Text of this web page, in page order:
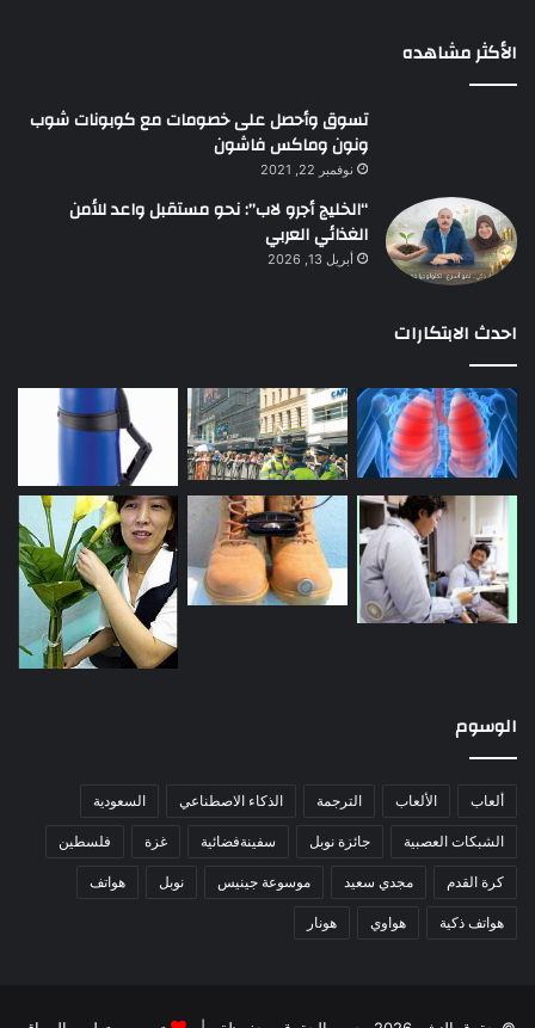
الأكثر مشاهده
تسوق وأحصل على خصومات مع كوبونات شوب
ونون وماكس فاشون
نوفمبر 22, 2021
“الخليج أجرو لاب”: نحو مستقبل واعد للأمن
الغذائي العربي
أبريل 13, 2026
احدث الابتكارات
الوسوم
ألعاب الألعاب الترجمة الذكاء الاصطناعي السعودية
الشبكات العصبية جائزة نوبل سفينةفضائية غزة فلسطين
كرة القدم مجدي سعيد موسوعة جينيس نوبل هواتف
هواتف ذكية هواوي هونار